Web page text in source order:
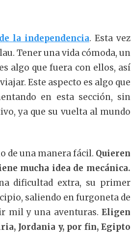
la independencia. Esta vez
Tener una vida cómoda, un
algo que fuera con ellos, así
Este aspecto es algo que
en esta sección, sin
ya que su vuelta al mundo
de una manera fácil. Quieren
mucha idea de mecánica.
dificultad extra, su primer
saliendo en furgoneta de
mil y una aventuras. Eligen
Jordania y, por fin, Egipto